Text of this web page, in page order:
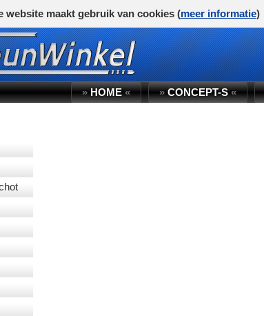
»HOME« »CONCEPT-S«
website maakt gebruik van cookies (meer informatie)